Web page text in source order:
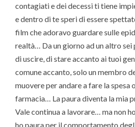
contagiati e dei decessi ti tiene
e dentro di te speri di essere
film che adoravo guardare sulle
realtà… Da un giorno ad un altro
di uscire, di stare accanto ai tuoi
comune accanto, solo un membro
muovere per andare a fare la spesa
farmacia… La paura diventa la mia
Vale continua a lavorare… ma non
ho paura per il comportamento